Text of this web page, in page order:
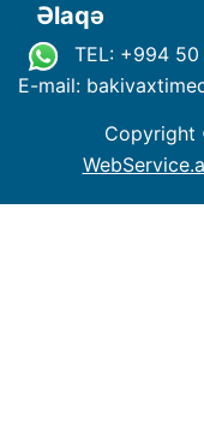
Əlaqə
TEL: +994
E-mail: